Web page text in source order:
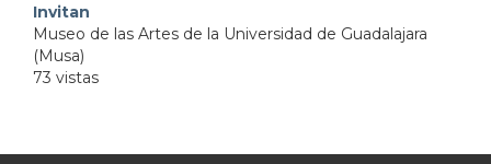
Invitan
Museo de las Artes de la Universidad de Guadalajara
(Musa)
73 vistas